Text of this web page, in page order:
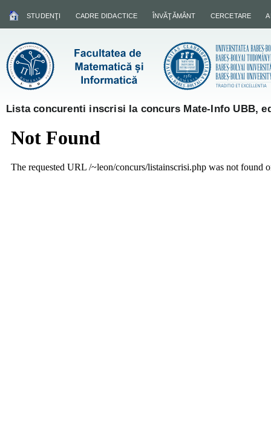
STUDENŢI CADRE DIDACTICE ÎNVĂŢĂMÂNT CERCETARE
Lista concurenti inscrisi la concurs Mate-Info UBB,